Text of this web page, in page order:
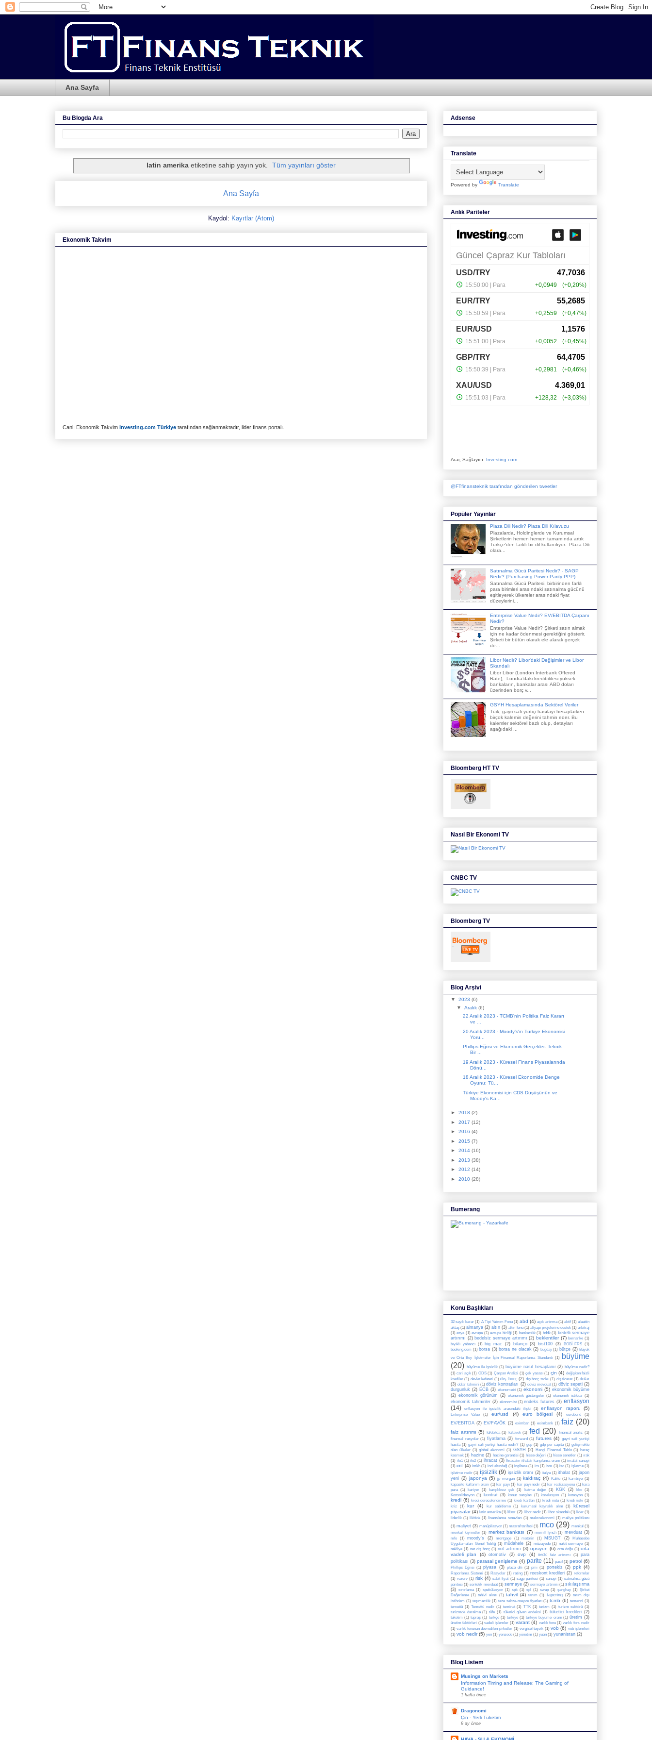
Ana Sayfa
Bu Blogda Ara
latin amerikaetiketine sahip yayın yok. Tüm yayınları göster
Ana Sayfa
Kaydol: Kayıtlar (Atom)
Ekonomik Takvim
Canlı Ekonomik Takvim Investing.com Türkiye tarafından sağlanmaktadır, lider finans portalı.
Adsense
Translate
Powered by Translate
Anlık Pariteler
Araç Sağlayıcı: Investing.com
@FTfinansteknik tarafından gönderilen tweetler
Popüler Yayınlar
Plaza Dili Nedir? Plaza Dili Kılavuzu
Plazalarda, Holdinglerde ve Kurumsal
Şirketlerin hemen hemen tamamında artık
Türkçe'den farklı bir dil kullanılıyor. Plaza Dili
olara...
Satınalma Gücü Paritesi Nedir? - SAGP
Nedir? (Purchasing Power Parity-PPP)
Satınalma Gücü Paritesi, birbirinden farklı
para birimleri arasındaki satınalma gücünü
eşitleyerek ülkereler arasındaki fiyat
düzeylerini...
Enterprise Value Nedir? EV/EBITDA Çarpanı
Nedir?
Enterprise Value Nedir? Şirketi satın almak
için ne kadar ödenmesi gerektiğini gösterir.
Şirketi bir bütün olarak ele alarak gerçek
de...
Libor Nedir? Libor'daki Değişimler ve Libor
Skandalı
Libor Libor (London Interbank Offered
Rate), Londra’daki kredibilitesi yüksek
bankaların, bankalar arası ABD doları
üzerinden borç v...
GSYH Hesaplamasında Sektörel Veriler
Tüik, gayri safi yurtiçi hasılayı hesaplarken
birçok kalemin değerini tahmin eder. Bu
kalemler sektörel bazlı olup, detayları
aşağıdaki ...
Bloomberg HT TV
Nasıl Bir Ekonomi TV
CNBC TV
Bloomberg TV
Blog Arşivi
▼ 2023 (6)
▼ Aralık (6)
22 Aralık 2023 - TCMB'nin Politika Faiz Kararı
ve ...
20 Aralık 2023 - Moody's'in Türkiye Ekonomisi
Yoru...
Phillips Eğrisi ve Ekonomik Gerçekler: Teknik
Bir ...
19 Aralık 2023 - Küresel Finans Piyasalarında
Dönü...
18 Aralık 2023 - Küresel Ekonomide Denge
Oyunu: Tü...
Türkiye Ekonomisi için CDS Düşüşünün ve
Moody's Ka...
► 2018 (2)
► 2017 (12)
► 2016 (4)
► 2015 (7)
► 2014 (16)
► 2013 (38)
► 2012 (14)
► 2010 (28)
Bumerang
Konu Başlıkları
32 sayılı karar (1) A Tipi Yatırım Fonu (1) abd (4) açık artırma (1) aktif (1) alaattin
aktaş (1) almanya (2) altın (3) altın fonu (1) altyapı projelerine destek (1) arbitraj
(1) asya (1) avrupa (1) avrupa birliği (1) bankacılık (1) bddk (1) bedelli sermaye
artırımı (2) bedelsiz sermaye artırımı (2) beklentiler (7) bernanke (1)
bıyıklı yabancı (1) big mac (2) bilanço (3) bist100 (3) BOBİ FRS (1)
booking.com (1) borsa (3) borsa ne olacak (2) buğday (1) bütçe (2) Büyük
ve Orta Boy İşletmeler İçin Finansal Raporlama Standardı (1)
büyüme
(20)
büyüme ile işsizlik (1) büyüme nasıl hesaplanır (2) büyüme nedir?
(1) cari açık (1) CDS (1) Çarpan Analizi (1) çek yasası (1) çin (4) değişken faizli
krediler (1) devlet kefateti (1) dış borç (2) dış borç stoku (1) dış ticaret (1) dolar
(3) dolar tahmini (1) döviz kontratları (2) döviz mevduat (1) döviz sepeti (2)
durgunluk (2) ECB (3) ekonometri (1) ekonomi (5) ekonomik büyüme
(2) ekonomik görünüm (2) ekonomik göstergeler (1) ekonomik istikrar (1)
ekonomik tahminler (2) ekonomist (1) endeks futures (3) enflasyon
(14)
enflasyon ile işsizlik arasındaki ilişki (1) enflasyon raporu (5)
Enterprise Value (1) eur/usd (4) euro bölgesi (4) eurobond (1)
EV/EBITDA (2) EV/FAVÖK (2) eximban (1) eximbank (1) faiz (20)
faiz artırımı (5) fd/ebitda (1) fd/favök (1) fed (20) finansal analiz (1)
finansal rasyolar (1) fiyatlama (2) forward (1) futures (4) gayri safi yurtiçi
hasıla (1) gayri safi yurtiçi hasıla nedir? (1) gdp (1) gdp per capita (1) gelişmekte
olan ülkeler (1) global ekonomi (1) GSYH (2) Hangi Finansal Tablo (1)
haraç
kesmek (1) hazine (2) hazine garantisi (1) hisse değeri (1) hisse senetler (1) ırak
(1) ifo1 (1) ifo2 (1) ihracat (3) İhracatın ithalatı karşılama oranı (1) imalat sanayi
(1) imf (4) imkb (1) inci altındağ (1) ingiltere (1) irs (1) ism (1) iso (1) işletme (1)
işletme nedir (1) işsizlik (9) işsizlik oranı (2) italya (1) ithalat (2) japon
yeni (2) japonya (5) jp morgan (1) kaldıraç (4) Kalite (1) kambiyo (1)
kapasite kullanım oranı (1) kar payı (1) kar payı nedir (1) kar realizasyonu (1) kara
para (1) kariyer (1) karşılıksız çek (1) katma değer (1) KGK (2) kko (1)
Konsolidasyon (1) kontrat (3) konut satışları (1) korelasyon (1) kotasyon (1)
kredi (6) kredi derecelendirme (1) kredi kartları (1) kredi notu (1) kredi riski (1)
kriz
(1) kur (4) kur sabitleme (1) kurumsal kaynaklı alım (1)
küresel
piyasalar (4) latin amerika (1) libor (2) libor nedir (1) libor skandalı (1) lider (1)
liderlik (1) likitide (1) lisanslama sınavları (1) makroekonomi (1) maliye politikası
(1) maliyet (3) manüpilasyon (1) masraf tarifesi (1) mco (29) menkul (1)
menkul kıymetler (1) merkez bankası (7) merrill lynch (1) mevduat (3)
mfo (1) moody's (2) mortgage (1) motorin (1) MSUGT (2)
Muhasebe
Uygulamaları Genel Tebliğ (1) müdahele (2) müzayede (1) nakit sermaye (1)
nakliye (1) net dış borç (1) not artırımı (3) opsiyon (6) orta doğu (1) orta
vadeli plan
(4) otomotiv (2) ovp (4) örtülü faiz artırımı (1)
para
politikası (3) parasal genişleme (4) parite (11) pasif (1) petrol (6)
Phillips Eğrisi (1) piyasa (3) plaza dili (1) pmi (1) portekiz (2) ppk (4)
Raporlama Sistemi (1) Rasyolar (1) rating (1) reeskont kredileri (2) reformlar
(1) rezerv (1) risk (4) sabit fiyat (1) sagp paritesi (1) sanayi (1) satınalma gücü
paritesi (1) sentetik mevduat (1) sermaye (2) sermaye artırımı (1) sıkılaştırma
(3) sınırlama (1) spekülasyon (1) spk (1) spl (1) swap (1) şanghay (1) Şirket
Değerleme (1) tahivl alımı (1) tahvil (4) tanım (1) tapering (2) tarım dışı
istihdam (1) taşımacılık (1) taze sebze-meyve fiyatları (1) tcmb (6) temenni (1)
temettü (1) Temettü nedir (1) teminat (1) TTK (1) turizm (1) turizm sektörü (1)
turizmde daralma (1) tüfe (1) tüketici güven endeksi (1) tüketici kredileri (2)
tüketim (1) tüpraş (1) türkçe (1) türkiye (1) türkiye büyüme oranı (1) üretim (3)
üretim faktörleri (1) vadeli işlemler (1) varant (4) varlık fonu (1) varlık fonu nedir
(1) varlık fonunan devredilen şirketler (1) vergisel teşvik (1) vob (6) vob işlemleri
(1) vob nedir (5) yen (1) yenzede (1) yönetim (1) yuan (1) yunanistan (2)
Blog Listem
Musings on Markets
Information Timing and Release: The Gaming of
Guidance!
1 hafta önce
Dragonomi
Çin - Yerli Tüketim
9 ay önce